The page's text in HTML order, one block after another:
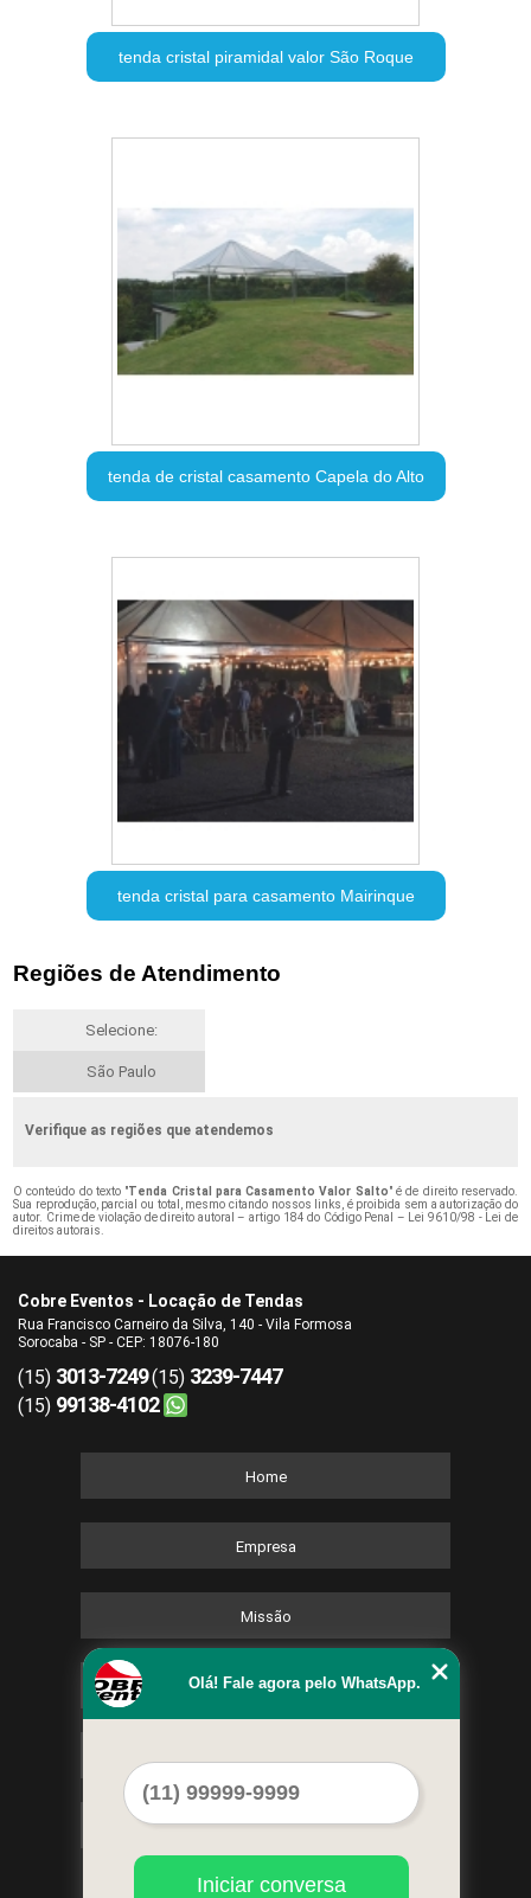
tenda cristal piramidal valor São Roque
tenda de cristal casamento Capela do Alto
tenda cristal para casamento Mairinque
Regiões de Atendimento
Selecione:
São Paulo
Verifique as regiões que atendemos
O conteúdo do texto "Tenda Cristal para Casamento Valor Salto" é de direito reservado.
Sua reprodução, parcial ou total, mesmo citando nossos links, é proibida sem a autorização do
autor. Crime de violação de direito autoral – artigo 184 do Código Penal – Lei 9610/98 - Lei de
direitos autorais.
Cobre Eventos - Locação de Tendas
Rua Francisco Carneiro da Silva, 140 - Vila Formosa
Sorocaba - SP - CEP: 18076-180
(15) 3013-7249(15) 3239-7447
(15) 99138-4102
Home
Empresa
Missão
Serviços
Mapa do site
Olá! Fale agora pelo WhatsApp.
Iniciar conversa